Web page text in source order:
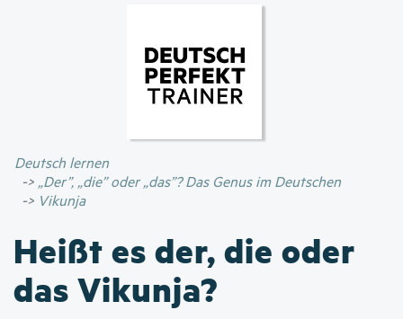
Inhalt
Deutsch lernen
„Der”, „die” oder „das”? Das Genus im Deutschen
Vikunja
Heißt es der, die oder
das Vikunja?